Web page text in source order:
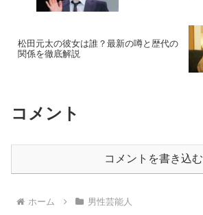
松田元太の彼女は誰？最新の噂と歴代の
関係を徹底解説
コメント
コメントを書き込む
ホーム 男性芸能人